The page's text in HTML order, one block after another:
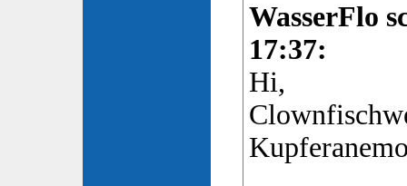
WasserFlo
17:37:
Hi,